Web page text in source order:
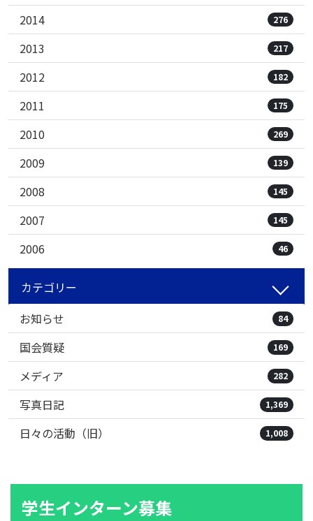
2014 276
2013 217
2012 182
2011 175
2010 269
2009 139
2008 145
2007 145
2006 46
カテゴリー
お知らせ
84
国会質疑 169
メディア 282
写真日記 1,369
日々の活動（旧） 1,008
学生インターン募集